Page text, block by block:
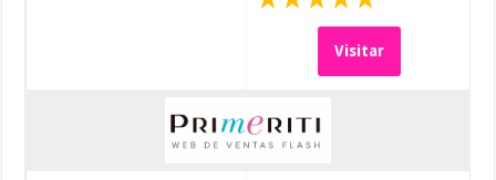
Visitar